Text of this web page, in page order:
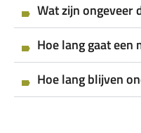
Wat zijn ongeveer
Hoe lang gaat een
Hoe lang blijven